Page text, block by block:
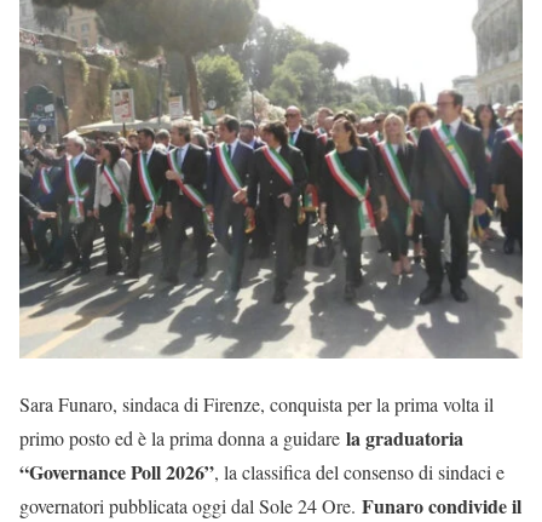
Sara Funaro, sindaca di Firenze, conquista per la prima volta il
primo posto ed è la prima donna a guidare la graduatoria
“Governance Poll 2026”, la classifica del consenso di sindaci e
governatori pubblicata oggi dal Sole 24 Ore. Funaro condivide il